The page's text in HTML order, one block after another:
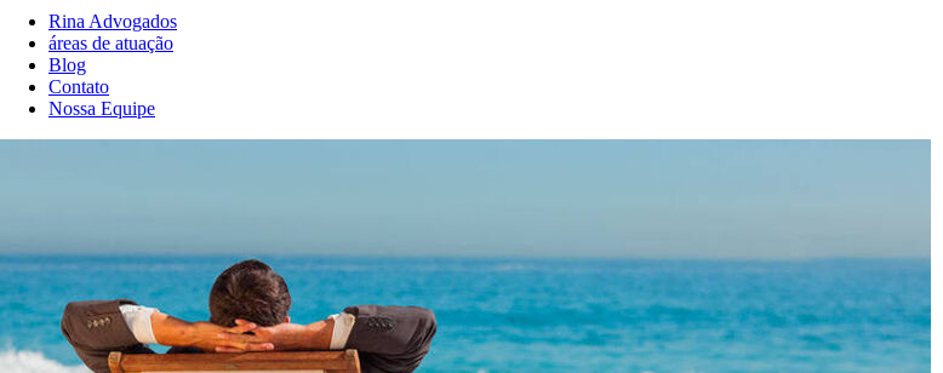
Rina Advogados
áreas de atuação
Blog
Contato
Nossa Equipe